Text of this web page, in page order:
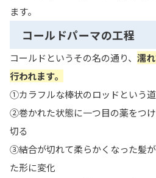
ます。
コールドパーマの工程
コールドというその名の通り、 濡
行われます。
①カラフルな棒状のロッドという
②巻かれた状態に一つ目の薬をつ
切る
③結合が切れて柔らかくなった髪
た形に変化